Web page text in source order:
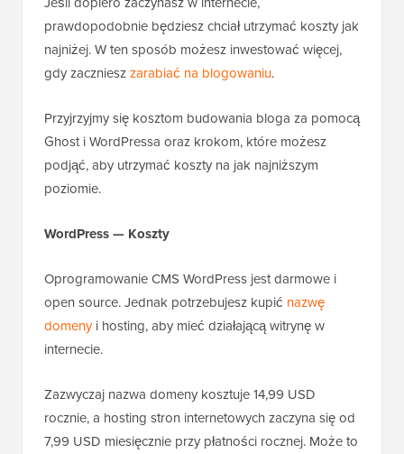
prawdopodobnie będziesz chciał utrzymać koszty jak
najniżej. W ten sposób możesz inwestować więcej,
gdy zacznieszzarabiać na blogowaniu.
Przyjrzyjmy się kosztom budowania bloga za pomocą
Ghost i WordPressa oraz krokom, które możesz
podjąć, aby utrzymać koszty na jak najniższym
poziomie.
WordPress — Koszty
Oprogramowanie CMS WordPress jest darmowe i
open source. Jednak potrzebujesz kupić nazwę
domenyi hosting, aby mieć działającą witrynę w
internecie.
Zazwyczaj nazwa domeny kosztuje 14,99 USD
rocznie, a hosting stron internetowych zaczyna się od
7,99 USD miesięcznie przy płatności rocznej. Może to